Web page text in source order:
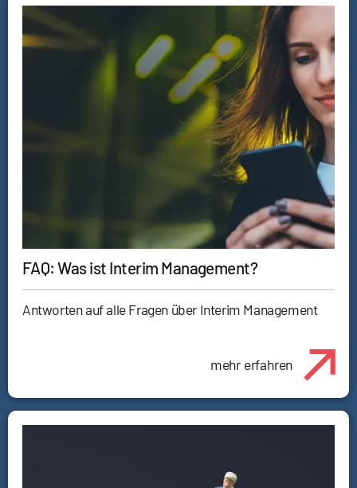
FAQ: Was ist Interim Management?
Antworten auf alle Fragen über Interim Management
mehr erfahren